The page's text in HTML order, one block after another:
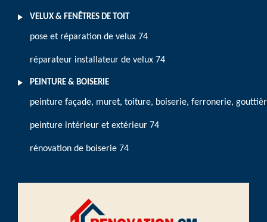
VELUX & FENÊTRES DE TOIT
pose et réparation de velux 74
réparateur installateur de velux 74
PEINTURE & BOISERIE
peinture façade, muret, toiture, boiserie, ferronerie,
peinture intérieur et extérieur 74
rénovation de boiserie 74